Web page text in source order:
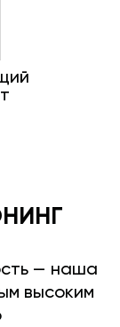
— наша
высоким